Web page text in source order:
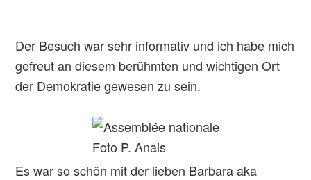
Der Besuch war sehr informativ und ich habe mich
gefreut an diesem berühmten und wichtigen Ort
der Demokratie gewesen zu sein.
Foto P. Anais
Es war so schön mit der lieben Barbara aka